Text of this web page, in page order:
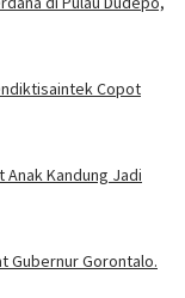
Copot
Kandung Jadi
Gubernur Gorontalo.